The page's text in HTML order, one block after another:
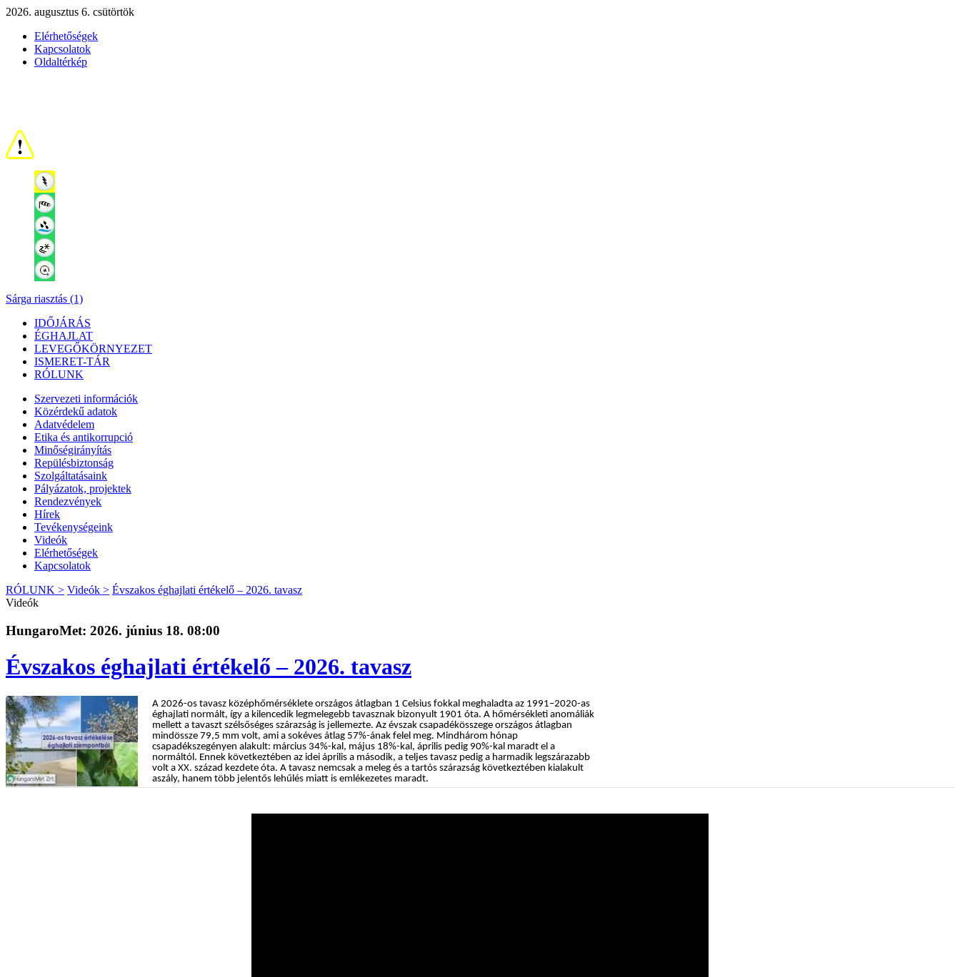
2026. augusztus 6. csütörtök
Elérhetőségek
Kapcsolatok
Oldaltérkép
Sárga riasztás (1)
IDŐJÁRÁS
ÉGHAJLAT
LEVEGŐKÖRNYEZET
ISMERET-TÁR
RÓLUNK
Szervezeti információk
Közérdekű adatok
Adatvédelem
Etika és antikorrupció
Minőségirányítás
Repülésbiztonság
Szolgáltatásaink
Pályázatok, projektek
Rendezvények
Hírek
Tevékenységeink
Videók
Elérhetőségek
Kapcsolatok
RÓLUNK > Videók > Évszakos éghajlati értékelő – 2026. tavasz
Videók
HungaroMet: 2026. június 18. 08:00
Évszakos éghajlati értékelő – 2026. tavasz
A 2026-os tavasz középhőmérséklete országos átlagban 1 Celsius fokkal meghaladta az 1991–2020-as
éghajlati normált, így a kilencedik legmelegebb tavasznak bizonyult 1901 óta. A hőmérsékleti anomáliák
mellett a tavaszt szélsőséges szárazság is jellemezte. Az évszak csapadékösszege országos átlagban
mindössze 79,5 mm volt, ami a sokéves átlag 57%-ának felel meg. Mindhárom hónap
csapadékszegényen alakult: március 34%-kal, május 18%-kal, április pedig 90%-kal maradt el a
normáltól. Ennek következtében az idei április a második, a teljes tavasz pedig a harmadik legszárazabb
volt a XX. század kezdete óta. A tavasz nemcsak a meleg és a tartós szárazság következtében kialakult
aszály, hanem több jelentős lehűlés miatt is emlékezetes maradt.